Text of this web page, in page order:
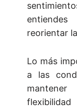
reorientar
Lo más
a las